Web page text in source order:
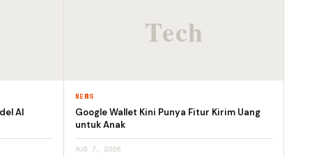
AI
NEWS
Google Wallet Kini Punya Fitur Kirim Uang
untuk Anak
AUG 7, 2026